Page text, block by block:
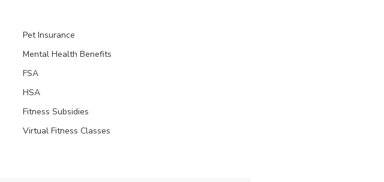
Pet Insurance
Mental Health Benefits
FSA
HSA
Fitness Subsidies
Virtual Fitness Classes